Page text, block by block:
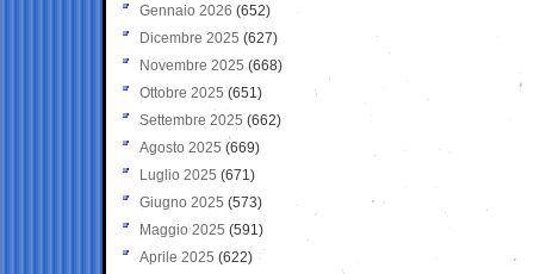
Gennaio 2026 (652)
Dicembre 2025 (627)
Novembre 2025 (668)
Ottobre 2025 (651)
Settembre 2025 (662)
Agosto 2025 (669)
Luglio 2025 (671)
Giugno 2025 (573)
Maggio 2025 (591)
Aprile 2025 (622)